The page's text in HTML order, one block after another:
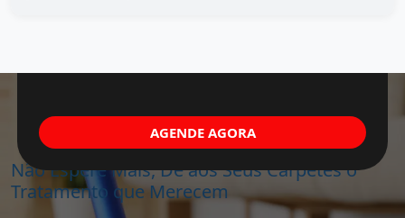
Não Espere Mais, Dê aos Seus Carpetes o
Tratamento que Merecem
AGENDE AGORA